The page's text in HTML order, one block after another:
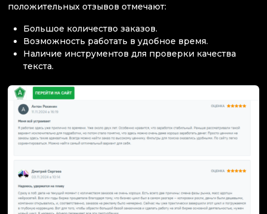
положительных отзывов отмечают:
Большое количество заказов.
Возможность работать в удобное время.
Наличие инструментов для проверки качества
текста.